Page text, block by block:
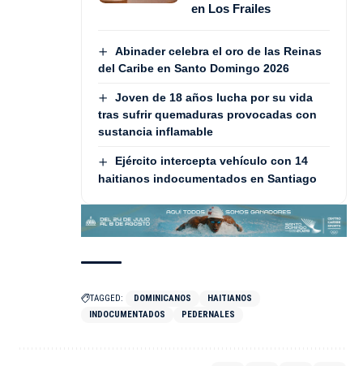
en Los Frailes
Abinader celebra el oro de las Reinas
del Caribe en Santo Domingo 2026
Joven de 18 años lucha por su vida
tras sufrir quemaduras provocadas con
sustancia inflamable
Ejército intercepta vehículo con 14
haitianos indocumentados en Santiago
TAGGED: DOMINICANOS
HAITIANOS
INDOCUMENTADOS
PEDERNALES